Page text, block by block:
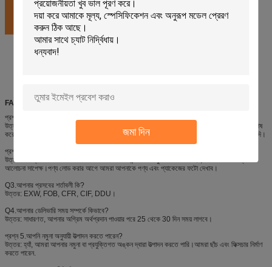
জমা দিন
FAQ
প্রশ্ন ১.আপনি প্রস্তুতকারক?
উত্তর: হ্যাঁ, আমরা শেনজেন আই-লাইক ফাইন কেমিক্যাল অ্যারোসল পণ্যের একটি পেশাদার প্রস্তুতকারক, বিশেষ
করে গাড়ির যত্ন পণ্য, অ্যারোপাক স্প্রে পেইন্ট, টায়ার সিলার এবং ইনফ্লেটর, এয়ার ডাস্টার, স্প্রে আঠালো ইত্যাদি।
প্রশ্ন ২.আপনার অর্থপ্রদানের শর্তাবলী কি?
উত্তর: অর্থপ্রদানের শর্তাবলী অর্ডারের পরিমাণ এবং এজেন্সি নীতি অনুসারে পরিবর্তিত হয়, যোগাযোগের ভিত্তিতে
আলোচনা সাপেক্ষ।পণ্য লোড করার আগে আমরা আপনাকে পণ্য এবং প্যাকেজের ফটো দেখাব।
Q3.আপনার প্রসবের শর্তাবলী কি?
উত্তর: EXW, FOB, CFR, CIF, DDU।
Q4.আপনার ডেলিভারি সময় সম্পর্কে কিভাবে?
উত্তর: সাধারণত, আপনার অগ্রিম অর্থপ্রদান পাওয়ার পরে 25 থেকে 30 দিন সময় লাগবে।
প্রশ্ন 5.আপনি নমুনা অনুযায়ী উত্পাদন করতে পারেন?
উত্তর: হ্যাঁ, আমরা আপনার নমুনা বা প্রযুক্তিগত অঙ্কন দ্বারা উত্পাদন করতে পারি।আমরা ছাঁচ এবং ফিক্সচার নির্মাণ
করতে পারেন.